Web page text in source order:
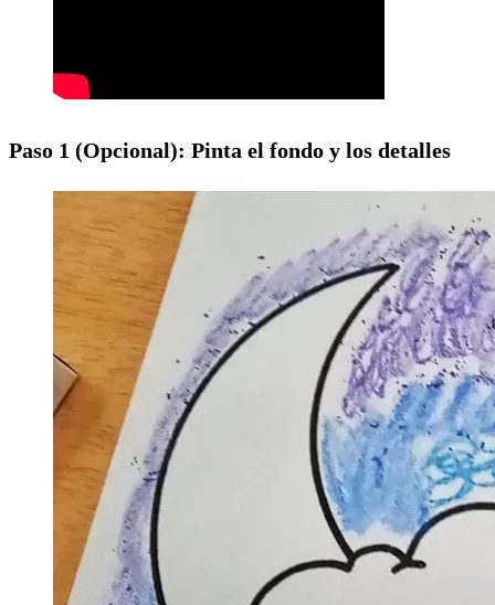
Paso 1 (Opcional): Pinta el fondo y los detalles